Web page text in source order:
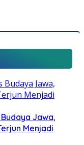
Jawa,
Menjadi